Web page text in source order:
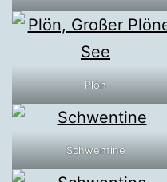
Plön
Schwentine